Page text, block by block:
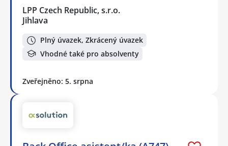
LPP Czech Republic, s.r.o.
Jihlava
Plný úvazek, Zkrácený úvazek
Vhodné také pro absolventy
Zveřejněno: 5. srpna